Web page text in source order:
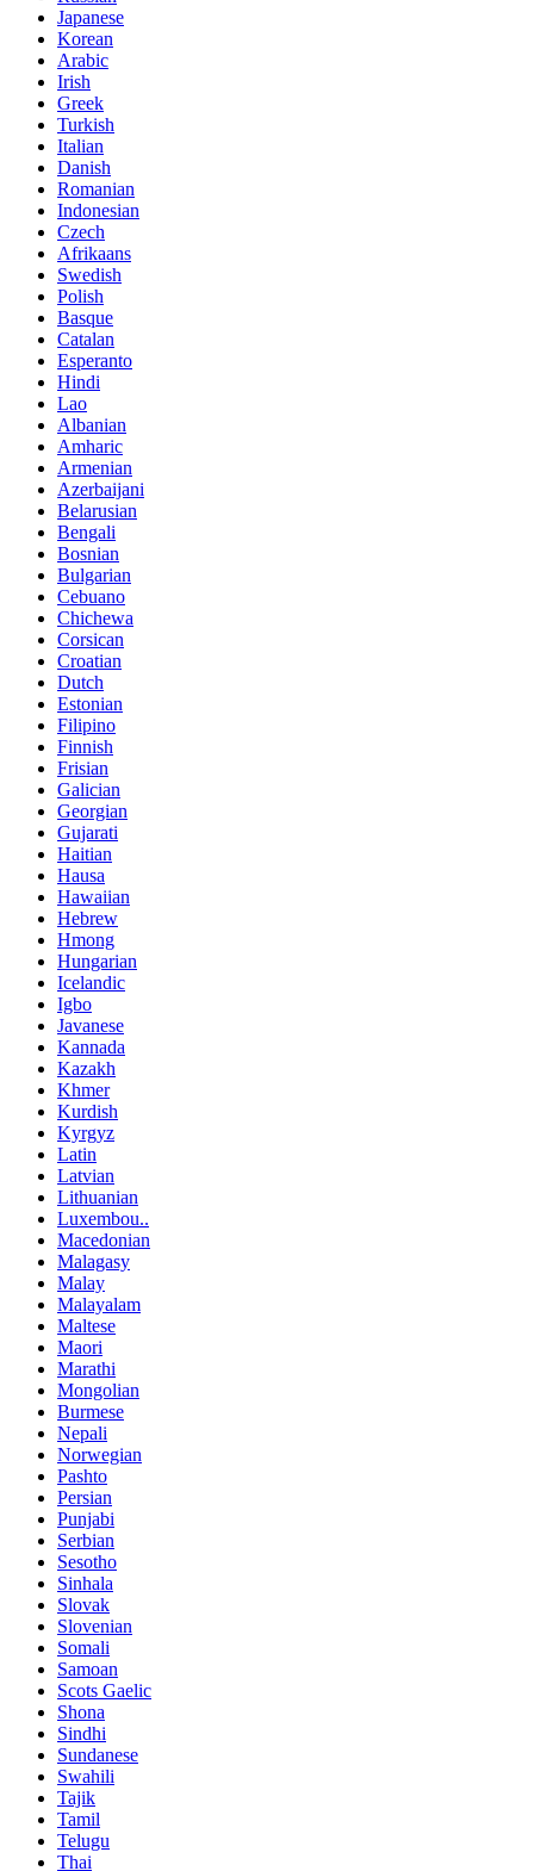
Japanese
Korean
Arabic
Irish
Greek
Turkish
Italian
Danish
Romanian
Indonesian
Czech
Afrikaans
Swedish
Polish
Basque
Catalan
Esperanto
Hindi
Lao
Albanian
Amharic
Armenian
Azerbaijani
Belarusian
Bengali
Bosnian
Bulgarian
Cebuano
Chichewa
Corsican
Croatian
Dutch
Estonian
Filipino
Finnish
Frisian
Galician
Georgian
Gujarati
Haitian
Hausa
Hawaiian
Hebrew
Hmong
Hungarian
Icelandic
Igbo
Javanese
Kannada
Kazakh
Khmer
Kurdish
Kyrgyz
Latin
Latvian
Lithuanian
Luxembou..
Macedonian
Malagasy
Malay
Malayalam
Maltese
Maori
Marathi
Mongolian
Burmese
Nepali
Norwegian
Pashto
Persian
Punjabi
Serbian
Sesotho
Sinhala
Slovak
Slovenian
Somali
Samoan
Scots Gaelic
Shona
Sindhi
Sundanese
Swahili
Tajik
Tamil
Telugu
Thai